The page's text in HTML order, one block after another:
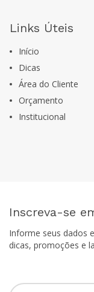
Links Úteis
Início
Dicas
Área do Cliente
Orçamento
Institucional
Inscreva-se
Informe seus dados
dicas, promoções e